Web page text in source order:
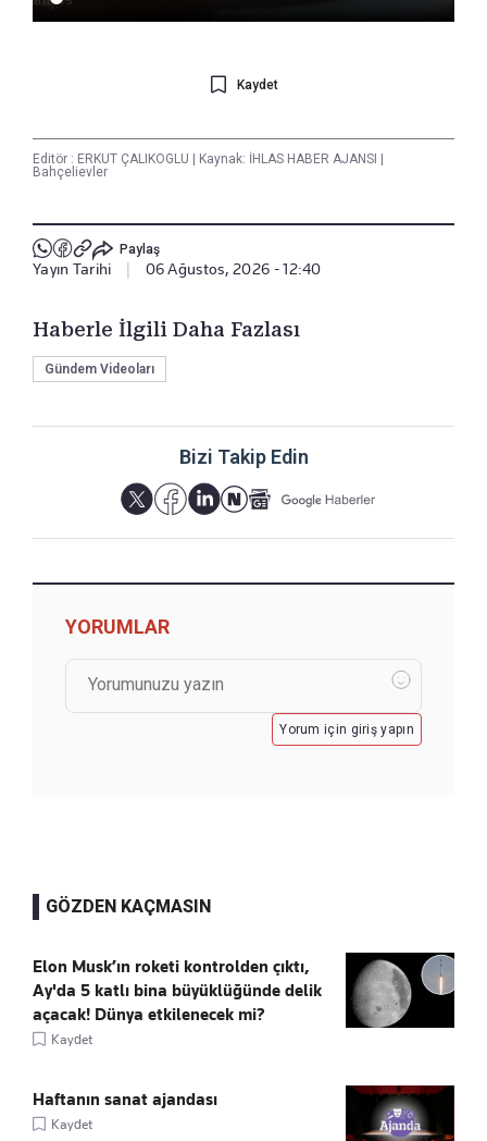
Kaydet
Editör : ERKUT ÇALIKOGLU Kaynak: İHLAS HABER AJANSI
Bahçelievler
Paylaş
Yayın Tarihi 06 Ağustos, 2026 - 12:40
Haberle İlgili Daha Fazlası
Gündem Videoları
Bizi Takip Edin
YORUMLAR
Yorum için giriş yapın
GÖZDEN KAÇMASIN
Elon Musk’ın roketi kontrolden çıktı,
Ay'da 5 katlı bina büyüklüğünde delik
açacak! Dünya etkilenecek mi?
Kaydet
Haftanın sanat ajandası
Kaydet